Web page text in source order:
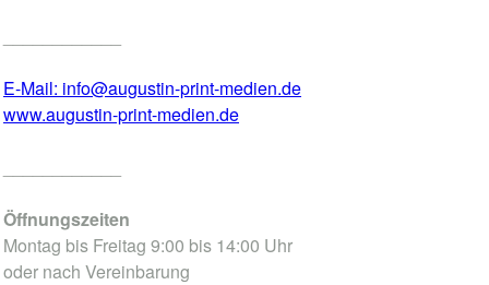
E-Mail: info@augustin-print-medien.de
www.augustin-print-medien.de
Öffnungszeiten
Montag bis Freitag 9:00 bis 14:00 Uhr
oder nach Vereinbarung